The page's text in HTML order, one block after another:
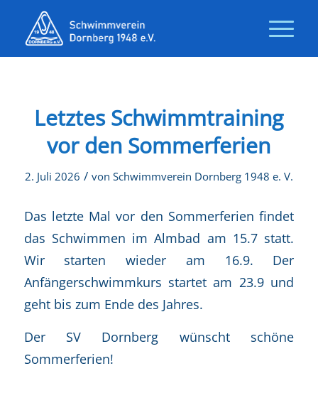
Letztes Schwimmtraining
vor den Sommerferien
2. Juli 2026 / von Schwimmverein Dornberg 1948 e. V.
Das letzte Mal vor den Sommerferien findet
das Schwimmen im Almbad am 15.7 statt.
Wir starten wieder am 16.9. Der
Anfängerschwimmkurs startet am 23.9 und
geht bis zum Ende des Jahres.
Der SV Dornberg wünscht schöne
Sommerferien!